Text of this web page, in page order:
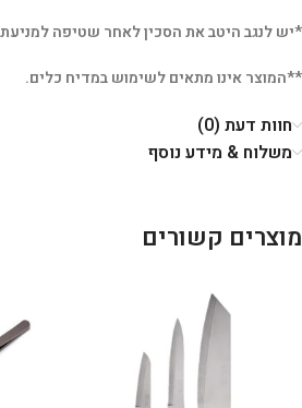
*יש לנגב היטב את הסכין לאחר שטיפה
**המוצר אינו מתאים לשימוש במדיח כלים.
חוות דעת (0)
משלוח & מידע נוסף
מוצרים קשורים